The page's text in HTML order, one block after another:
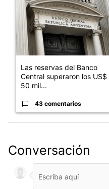
Las reservas del Banco
Central superaron los US$
50 mil...
43 comentarios
Conversación